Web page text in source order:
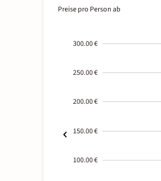
Preise pro Person ab
300.00 €
250.00 €
200.00 €
150.00 €
100.00 €